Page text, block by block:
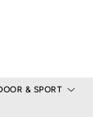
& SPORT